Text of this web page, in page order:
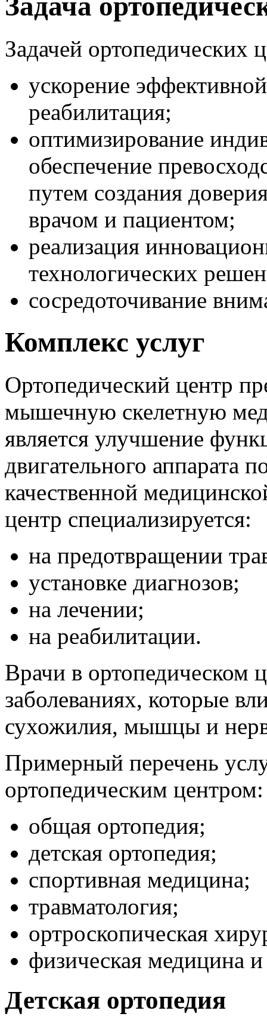
Задачей ортопедических
ускорение
реабилитация;
оптимизирование
обеспечение
путем создания
врачом и пациентом;
реализация
технологических
сосредоточивание
Комплекс услуг
Ортопедический центр
мышечную скелетную
является улучшение
двигательного аппарата
качественной
центр специализируется:
на предотвращении
установке диагнозов;
на лечении;
на реабилитации.
Врачи в ортопедическом
заболеваниях, которые
сухожилия, мышцы и
Примерный перечень
ортопедическим центром:
общая ортопедия;
детская ортопедия;
спортивная медицина;
травматология;
ортроскопическая
физическая медицина
Детская ортопедия